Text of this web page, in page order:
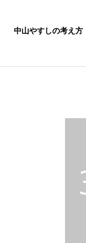
中山やすしの考え方